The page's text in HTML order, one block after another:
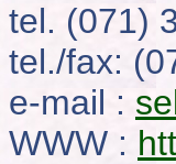
tel. (071)
tel./fax:
e-mail :
WWW :